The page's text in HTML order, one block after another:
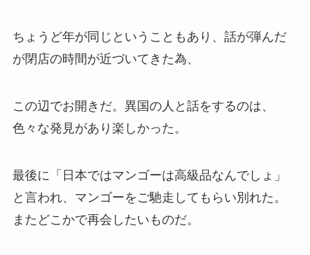
ちょうど年が同じということもあり、話が弾んだ
が閉店の時間が近づいてきた為、
この辺でお開きだ。異国の人と話をするのは、
色々な発見があり楽しかった。
最後に「日本ではマンゴーは高級品なんでしょ」
と言われ、マンゴーをご馳走してもらい別れた。
またどこかで再会したいものだ。